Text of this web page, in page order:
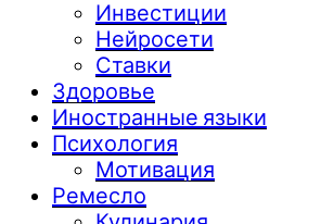
Инвестиции
Нейросети
Ставки
Здоровье
Иностранные языки
Психология
Мотивация
Ремесло